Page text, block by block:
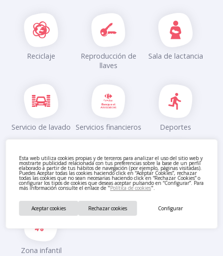
Esta web utiliza cookies propias y de terceros para analizar el uso del sitio web y
mostrarte publicidad relacionada con tus preferencias sobre la base de un perfil
elaborado a partir de tus hábitos de navegación (por ejemplo, páginas visitadas).
Puedes Aceptar todas las cookies haciendo click en “Aceptar Cookies”, rechazar
todas las cookies que no sean necesarias haciendo click en “Rechazar Cookies” o
configurar los tipos de cookies que deseas aceptar pulsando en “Configurar”. Para
más información consulte el enlace de "Política de cookies".
Configurar
Rechazar cookies
Aceptar cookies
Reciclaje
Reproducción de
llaves
Sala de lactancia
Servicio de lavado Servicios financieros Deportes
Taller Taxi Tintorería
Zona infantil